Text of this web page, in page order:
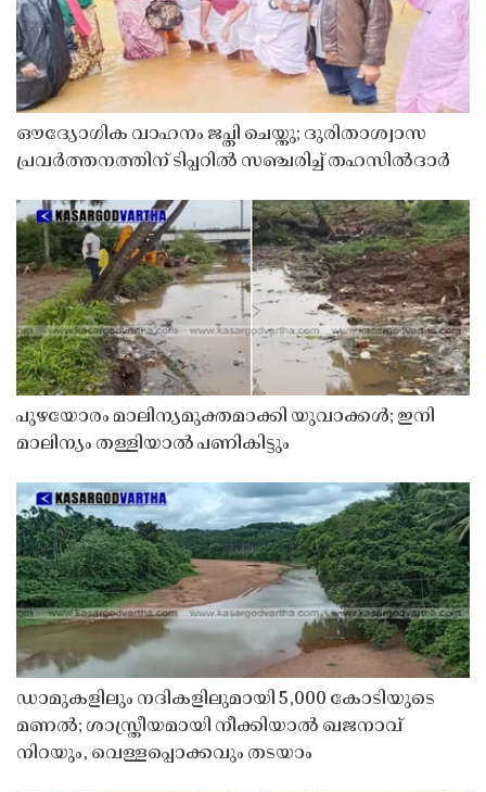
ഔദ്യോഗിക വാഹനം ജപ്തി ചെയ്തു; ദുരിതാശ്വാസ
പ്രവർത്തനത്തിന് ടിപ്പറിൽ സഞ്ചരിച്ച് തഹസിൽദാർ
പുഴയോരം മാലിന്യമുക്തമാക്കി യുവാക്കൾ; ഇനി
മാലിന്യം തള്ളിയാൽ പണികിട്ടും
ഡാമുകളിലും നദികളിലുമായി 5,000 കോടിയുടെ
മണൽ; ശാസ്ത്രീയമായി നീക്കിയാൽ ഖജനാവ്
നിറയും, വെള്ളപ്പൊക്കവും തടയാം